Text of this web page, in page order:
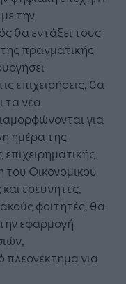
την
θα εντάξει τους
πραγματικής
επιχειρήσεις, θα
τα νέα
για
ημέρα της
του Οικονομικού
ερευνητές,
φοιτητές, θα
εφαρμογή
πλεονέκτημα για